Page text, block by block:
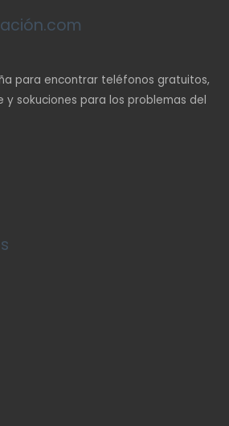
para encontrar teléfonos gratuitos,
y sokuciones para los problemas del